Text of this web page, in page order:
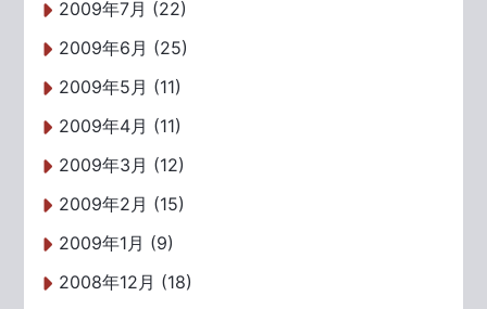
2009年7月 (22)
2009年6月 (25)
2009年5月 (11)
2009年4月 (11)
2009年3月 (12)
2009年2月 (15)
2009年1月 (9)
2008年12月 (18)